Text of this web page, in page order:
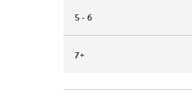
5 - 6
7+